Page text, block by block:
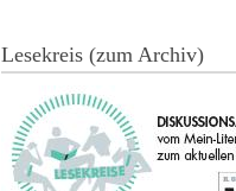
Lesekreis (zum Archiv)